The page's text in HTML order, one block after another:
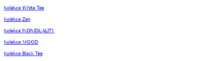
Kolekce White Tee
Kolekce Zen
Kolekce INDIVIDUALITY
Kolekce MOOD
Kolekce Black Tee